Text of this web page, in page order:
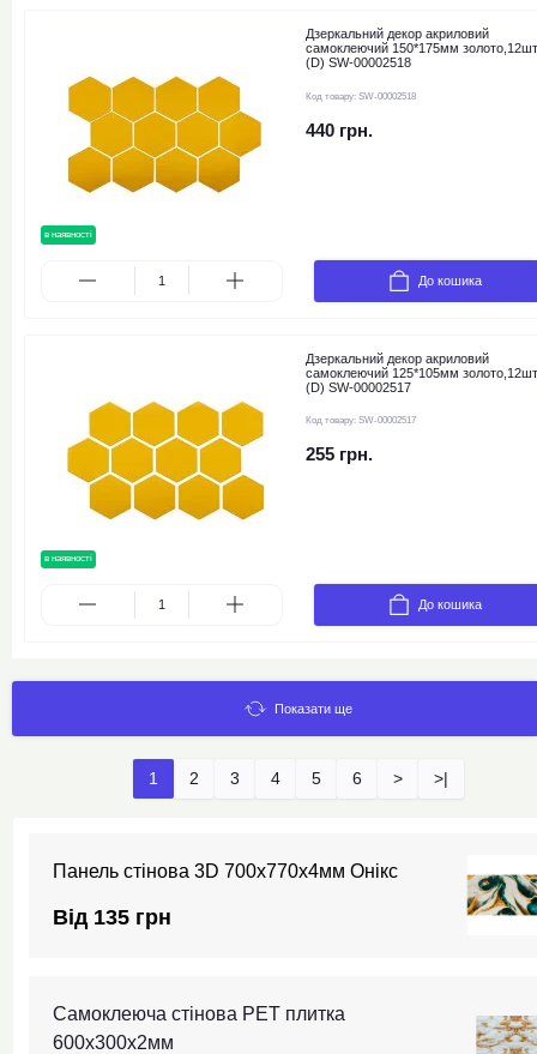
в наявності
Дзеркальний декор акриловий
самоклеючий 150*175мм золото,12шт
(D) SW-00002518
Код товару: SW-00002518
440 грн.
До кошика
в наявності
Дзеркальний декор акриловий
самоклеючий 125*105мм золото,12шт
(D) SW-00002517
Код товару: SW-00002517
255 грн.
До кошика
Показати ще
1 2 3 4 5 6 > >|
Панель стінова 3D 700х770х4мм Онікс
Від 135 грн
Самоклеюча стінова PET плитка
600х300х2мм